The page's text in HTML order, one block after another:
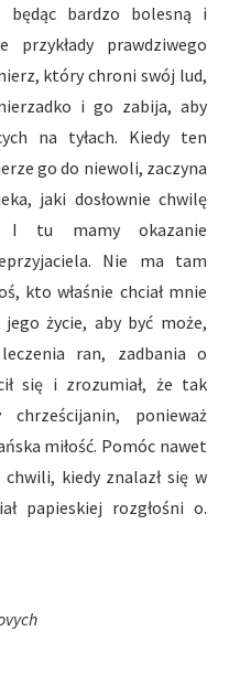
będąc bardzo bolesną i
prawdziwego
który chroni swój lud,
i go zabija, aby
na tyłach. Kiedy ten
go do niewoli, zaczyna
jaki dosłownie chwilę
I tu mamy okazanie
Nie ma tam
kto właśnie chciał mnie
życie, aby być może,
ran, zadbania o
się i zrozumiał, że tak
chrześcijanin, ponieważ
miłość. Pomóc nawet
kiedy znalazł się w
papieskiej rozgłośni o.